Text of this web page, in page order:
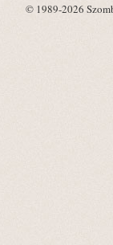
© 1989-2026